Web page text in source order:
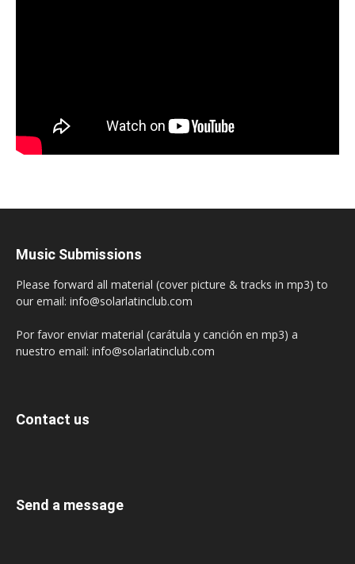
Music Submissions
Please forward all material (cover picture & tracks in mp3) to
our email: info@solarlatinclub.com
Por favor enviar material (carátula y canción en mp3) a
nuestro email: info@solarlatinclub.com
Contact us
Send a message